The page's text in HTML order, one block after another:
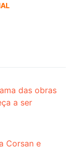
das obras
a ser
Corsan e